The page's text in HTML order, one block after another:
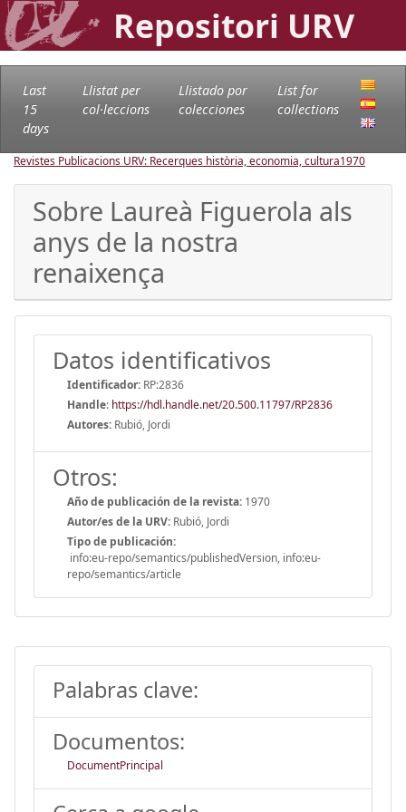
Repositori URV
Last
15
days
Llistat per
col·leccions
Llistado por
colecciones
List for
collections
Revistes Publicacions URV: Recerques història, economia, cultura1970
Sobre Laureà Figuerola als
anys de la nostra
renaixença
Datos identificativos
Identificador: RP:2836
Handle: https://hdl.handle.net/20.500.11797/RP2836
Autores: Rubió, Jordi
Otros:
Año de publicación de la revista: 1970
Autor/es de la URV: Rubió, Jordi
Tipo de publicación:
info:eu-repo/semantics/publishedVersion, info:eu-
repo/semantics/article
Palabras clave:
Documentos:
DocumentPrincipal